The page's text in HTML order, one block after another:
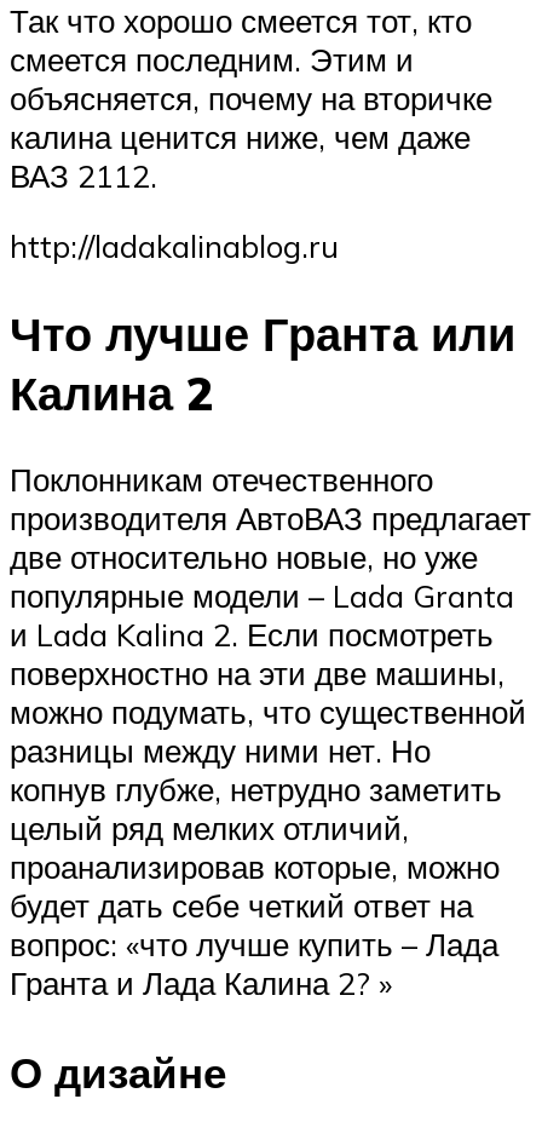
Так что хорошо смеется тот, кто
смеется последним. Этим и
объясняется, почему на вторичке
калина ценится ниже, чем даже
ВАЗ 2112.
http://ladakalinablog.ru
Что лучше Гранта или
Калина 2
Поклонникам отечественного
производителя АвтоВАЗ предлагает
две относительно новые, но уже
популярные модели – Lada Granta
и Lada Kalina 2. Если посмотреть
поверхностно на эти две машины,
можно подумать, что существенной
разницы между ними нет. Но
копнув глубже, нетрудно заметить
целый ряд мелких отличий,
проанализировав которые, можно
будет дать себе четкий ответ на
вопрос: «что лучше купить – Лада
Гранта и Лада Калина 2? »
О дизайне